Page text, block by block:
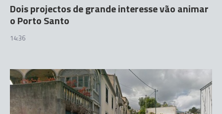
Dois projectos de grande interesse vão animar
o Porto Santo
14:36